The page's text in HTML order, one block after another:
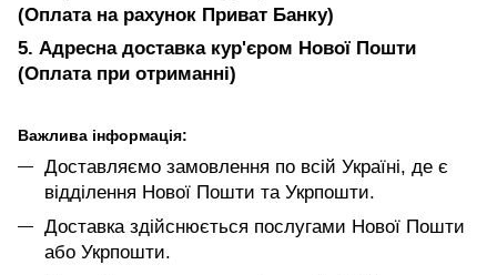
(Оплата на рахунок Приват Банку)
5. Адресна доставка кур'єром Нової Пошти
(Оплата при отриманні)
Важлива інформація:
Доставляємо замовлення по всій Україні, де є
відділення Нової Пошти та Укрпошти.
Доставка здійснюється послугами Нової Пошти
або Укрпошти.